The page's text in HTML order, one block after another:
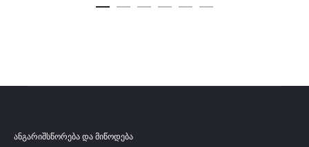
ანგარიშსწორება და მიწოდება